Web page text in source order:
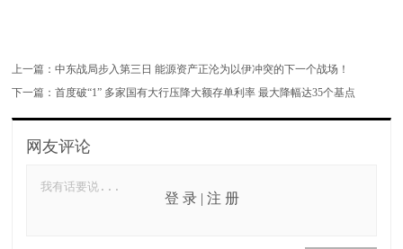
上一篇：中东战局步入第三日 能源资产正沦为以伊冲突的下一个战场！
下一篇：首度破“1” 多家国有大行压降大额存单利率 最大降幅达35个基点
网友评论
登 录| 注 册